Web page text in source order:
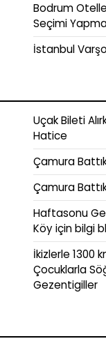
Bodrum
Seçimi
İstanbul
Uçak Bileti
Hatice
Çamura
Çamura
Haftasonu
Köyiçinbilgi
İkizlerle 1300
Çocuklarla
Gezentigiller